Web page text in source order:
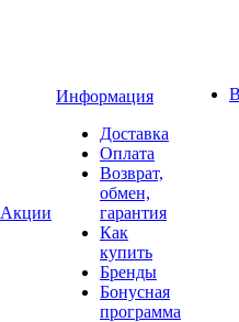
Акции
Информация
Доставка
Оплата
Возврат,
обмен,
гарантия
Как
купить
Бренды
Бонусная
программа